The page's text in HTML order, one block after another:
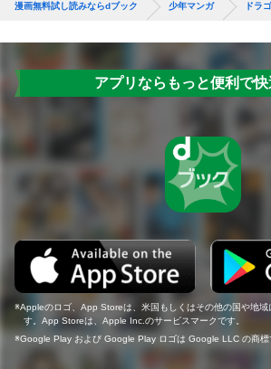
漫画無料試し読みならdブック 少年マンガ ドラ
アプリならもっと便利で快
Appleのロゴ、App Storeは、米国もしくはその他の国や地
す。App Storeは、Apple Inc.のサービスマークです。
Google Play および Google Play ロゴは Google LLC の商標